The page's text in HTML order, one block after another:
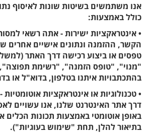
אנו משתמשים בשיטות שונות לאיסוף
כולל באמצעות:
• אינטראקציות ישירות - אתה רשאי
הקשר, ההזמנה ונתונים אישיים אחרים
טפסים או ביצוע רכישה דרך האתר
"מנוי", "טופס הזמנה", "רשימת תפוצה",
בהתכתבויות איתנו בטלפון, בדוא"ל או
• טכנולוגיות או אינטראקציות
דרך אתר האינטרנט שלנו, אנו עשויים
באופן אוטומטי באמצעות תכונות הכלים
בתיאור להלן, תחת "שימוש בעוגיות").